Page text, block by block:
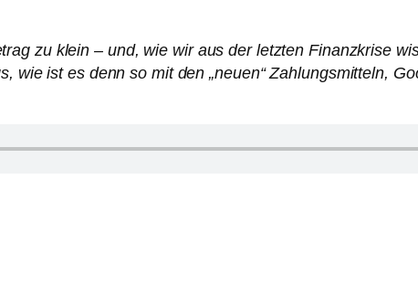
zu klein – und, wie wir aus der letzten Finanzkrise
wie ist es denn so mit den „neuen“ Zahlungsmitteln,